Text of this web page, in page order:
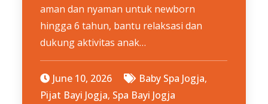
aman dan nyaman untuk newborn
hingga 6 tahun, bantu relaksasi dan
dukung aktivitas anak…
June 10, 2026 Baby Spa Jogja,
Pijat Bayi Jogja, Spa Bayi Jogja